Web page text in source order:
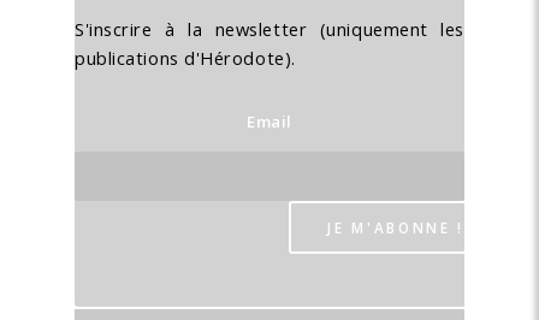
S'inscrire à la newsletter (uniquement les
publications d'Hérodote).
Email